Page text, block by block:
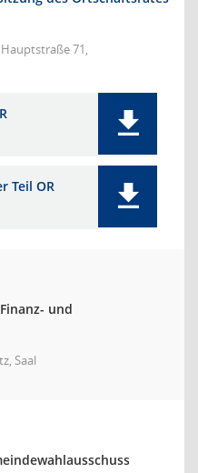
71,
Teil OR
und
Saal